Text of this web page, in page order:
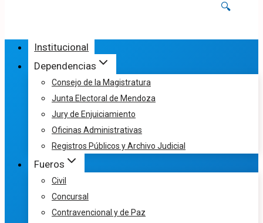
🔍
Institucional
Dependencias
Consejo de la Magistratura
Junta Electoral de Mendoza
Jury de Enjuiciamiento
Oficinas Administrativas
Registros Públicos y Archivo Judicial
Fueros
Civil
Concursal
Contravencional y de Paz